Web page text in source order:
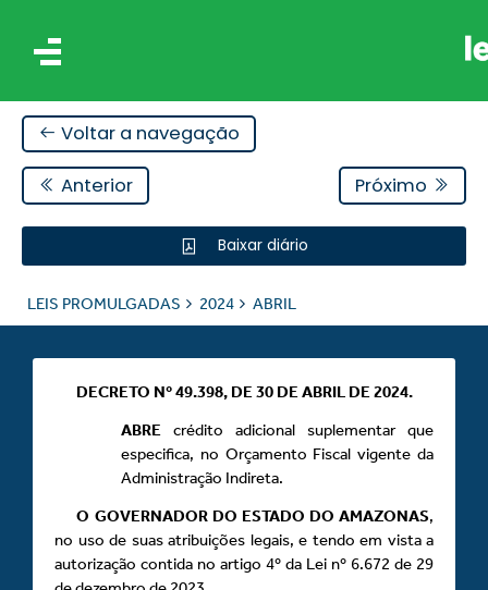
Voltar a navegação
Anterior Próximo
Baixar diário
LEIS PROMULGADAS 2024 ABRIL
DECRETO Nº 49.398, DE 30 DE ABRIL DE 2024.
ABRE crédito adicional suplementar que
especifica, no Orçamento Fiscal vigente da
Administração Indireta.
O GOVERNADOR DO ESTADO DO AMAZONAS,
no uso de suas atribuições legais, e tendo em vista a
autorização contida no artigo 4º da Lei nº 6.672 de 29